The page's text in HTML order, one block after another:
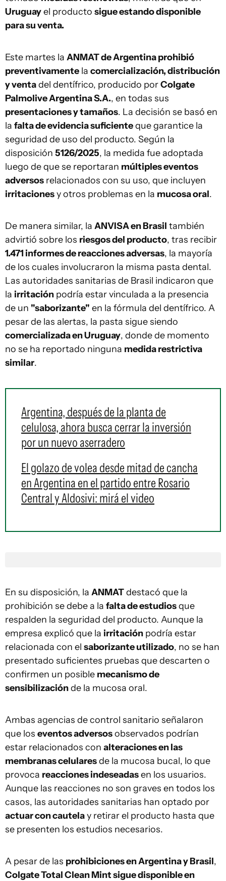
Uruguayel producto sigue estando disponible
para su venta.
Este martes la ANMAT de Argentina prohibió
preventivamente la comercialización, distribución
y ventadel dentífrico, producido porColgate
Palmolive Argentina S.A., en todas sus
presentaciones y tamaños. La decisión se basó en
la falta de evidencia suficienteque garantice la
seguridad de uso del producto. Según la
disposición 5126/2025, la medida fue adoptada
luego de que se reportaran múltiples eventos
adversos relacionados con su uso, que incluyen
irritacionesy otros problemas en la mucosa oral.
De manera similar, la ANVISA en Brasil también
advirtió sobre los riesgos del producto, tras recibir
1.471 informes de reacciones adversas, la mayoría
de los cuales involucraron la misma pasta dental.
Las autoridades sanitarias de Brasil indicaron que
la irritación podría estar vinculada a la presencia
de un "saborizante" en la fórmula del dentífrico. A
pesar de las alertas, la pasta sigue siendo
comercializada en Uruguay, donde de momento
no se ha reportado ninguna medida restrictiva
similar.
Argentina, después de la planta de
celulosa, ahora busca cerrar la inversión
por un nuevo aserradero
El golazo de volea desde mitad de cancha
en Argentina en el partido entre Rosario
Central y Aldosivi: mirá el video
En su disposición, la ANMATdestacó que la
prohibición se debe a la falta de estudiosque
respalden la seguridad del producto. Aunque la
empresa explicó que la irritación podría estar
relacionada con el saborizante utilizado, no se han
presentado suficientes pruebas que descarten o
confirmen un posible mecanismo de
sensibilizaciónde la mucosa oral.
Ambas agencias de control sanitario señalaron
que los eventos adversosobservados podrían
estar relacionados con alteraciones en las
membranas celularesde la mucosa bucal, lo que
provoca reacciones indeseadasen los usuarios.
Aunque las reacciones no son graves en todos los
casos, las autoridades sanitarias han optado por
actuar con cautelay retirar el producto hasta que
se presenten los estudios necesarios.
A pesar de las prohibiciones en Argentina y Brasil,
Colgate Total Clean Mint sigue disponible en